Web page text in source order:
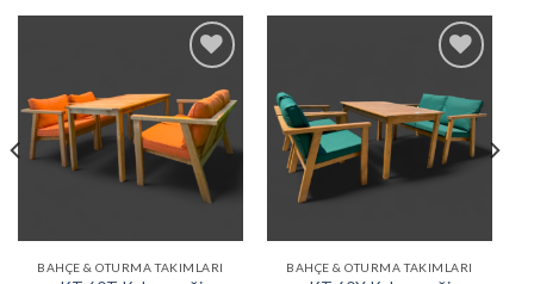
Favorilere
Ekle
BAHÇE & OTURMA TAKIMLARI
Favorilere
Ekle
BAHÇE & OTURMA TAKIMLARI